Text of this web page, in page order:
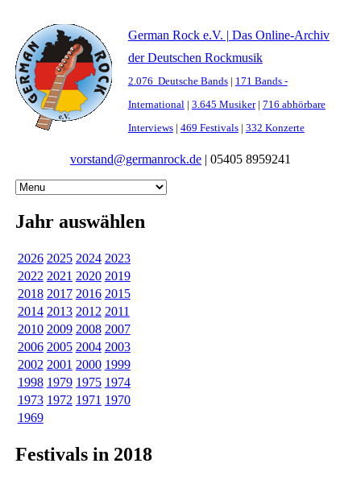
German Rock e.V. | Das Online-Archiv
der Deutschen Rockmusik
2.076 Deutsche Bands| 171 Bands -
International| 3.645 Musiker| 716 abhörbare
Interviews| 469 Festivals| 332 Konzerte
vorstand@germanrock.de| 05405 8959241
Jahr auswählen
2026 2025 2024 2023
2022 2021 2020 2019
2018 2017 2016 2015
2014 2013 2012 2011
2010 2009 2008 2007
2006 2005 2004 2003
2002 2001 2000 1999
1998 1979 1975 1974
1973 1972 1971 1970
1969
Festivals in 2018